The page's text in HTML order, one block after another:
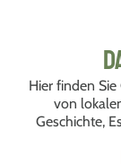
Hier finden
von
Geschichte,